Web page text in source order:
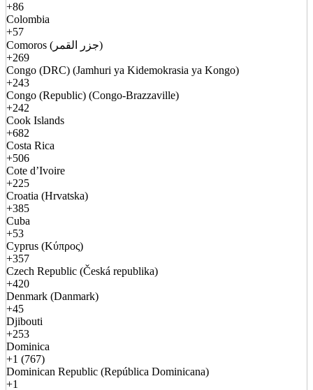
+86
Colombia
+57
Comoros (جزر القمر)
+269
Congo (DRC) (Jamhuri ya Kidemokrasia ya Kongo)
+243
Congo (Republic) (Congo-Brazzaville)
+242
Cook Islands
+682
Costa Rica
+506
Cote d’Ivoire
+225
Croatia (Hrvatska)
+385
Cuba
+53
Cyprus (Κύπρος)
+357
Czech Republic (Česká republika)
+420
Denmark (Danmark)
+45
Djibouti
+253
Dominica
+1 (767)
Dominican Republic (República Dominicana)
+1